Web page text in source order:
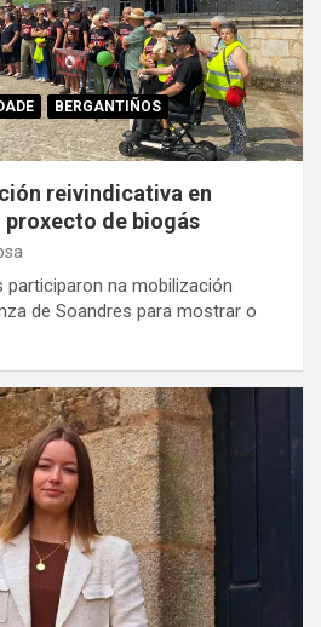
BERGANTIÑOS
reivindicativa en
de biogás
participaron na mobilización
de Soandres para mostrar o